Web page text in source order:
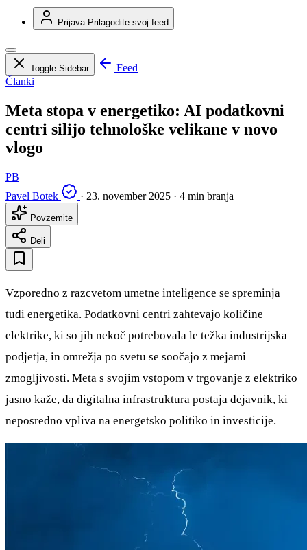
Prijava Prilagodite svoj feed
Toggle Sidebar
Feed
Članki
Meta stopa v energetiko: AI podatkovni
centri silijo tehnološke velikane v novo
vlogo
PB
Pavel Botek
· 23. november 2025 · 4 min branja
Povzemite
Deli
Vzporedno z razcvetom umetne inteligence se spreminja
tudi energetika. Podatkovni centri zahtevajo količine
elektrike, ki so jih nekoč potrebovala le težka industrijska
podjetja, in omrežja po svetu se soočajo z mejami
zmogljivosti. Meta s svojim vstopom v trgovanje z elektriko
jasno kaže, da digitalna infrastruktura postaja dejavnik, ki
neposredno vpliva na energetsko politiko in investicije.